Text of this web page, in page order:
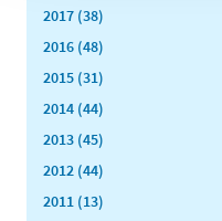
2017 (38)
2016 (48)
2015 (31)
2014 (44)
2013 (45)
2012 (44)
2011 (13)